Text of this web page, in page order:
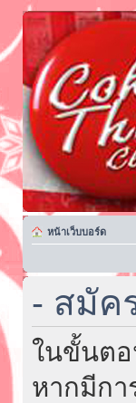
หน้าเว็บบอร์ด
- สมัค
ในขั้นต
หากมีกา